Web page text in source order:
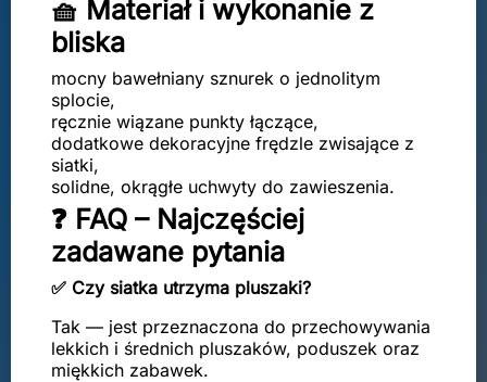
🧺 Materiał i wykonanie z
bliska
mocny bawełniany sznurek o jednolitym
splocie,
ręcznie wiązane punkty łączące,
dodatkowe dekoracyjne frędzle zwisające z
siatki,
solidne, okrągłe uchwyty do zawieszenia.
❓ FAQ – Najczęściej
zadawane pytania
✅ Czy siatka utrzyma pluszaki?
Tak — jest przeznaczona do przechowywania
lekkich i średnich pluszaków, poduszek oraz
miękkich zabawek.